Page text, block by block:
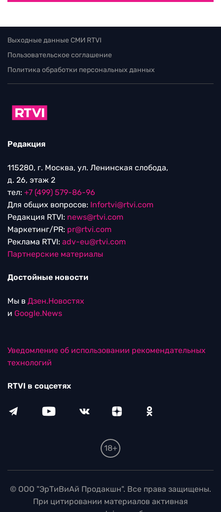
Выходные данные СМИ RTVI
Пользовательское соглашение
Политика обработки персональных данных
Редакция
115280, г. Москва, ул. Ленинская слобода,
д. 26, этаж 2
тел: +7 (499) 579-86-96
Для общих вопросов: Infortvi@rtvi.com
Редакция RTVI: news@rtvi.com
Маркетинг/PR: pr@rtvi.com
Реклама RTVI: adv-eu@rtvi.com
Партнерские материалы
Достойные новости
Мы в Дзен.Новостях
и Google.News
Уведомление об использовании рекомендательных
технологий
RTVI в соцсетях
18+
© ООО "ЭрТиВиАй Продакшн". Все права защищены.
При цитировании материалов активная